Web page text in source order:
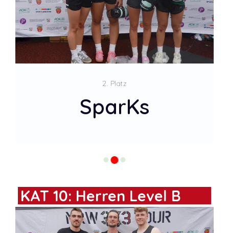
SparKs
2. Platz
KAT 10: Herren Level B